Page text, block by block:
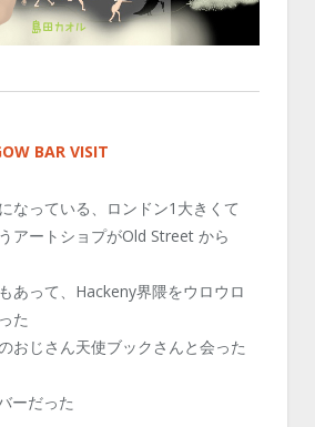
BAR VISIT
なっている、ロンドン1大きくて
アートショプがOld Street から
あって、Hackeny界隈をウロウロ
た
おじさん天使ブックさんと会った
ーだった